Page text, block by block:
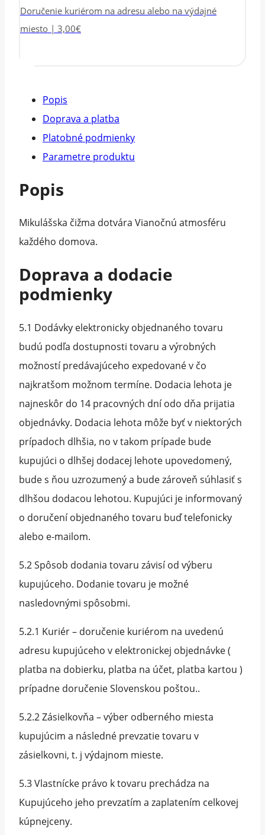
Doručenie kuriérom na adresu alebo na výdajné
miesto | 3,00€
Popis
Doprava a platba
Platobné podmienky
Parametre produktu
Popis
Mikulášska čižma dotvára Vianočnú atmosféru
každého domova.
Doprava a dodacie
podmienky
5.1 Dodávky elektronicky objednaného tovaru
budú podľa dostupnosti tovaru a výrobných
možností predávajúceho expedované v čo
najkratšom možnom termíne. Dodacia lehota je
najneskôr do 14 pracovných dní odo dňa prijatia
objednávky. Dodacia lehota môže byť v niektorých
prípadoch dlhšia, no v takom prípade bude
kupujúci o dlhšej dodacej lehote upovedomený,
bude s ňou uzrozumený a bude zároveň súhlasiť s
dlhšou dodacou lehotou. Kupujúci je informovaný
o doručení objednaného tovaru buď telefonicky
alebo e-mailom.
5.2 Spôsob dodania tovaru závisí od výberu
kupujúceho. Dodanie tovaru je možné
nasledovnými spôsobmi.
5.2.1 Kuriér – doručenie kuriérom na uvedenú
adresu kupujúceho v elektronickej objednávke (
platba na dobierku, platba na účet, platba kartou )
prípadne doručenie Slovenskou poštou..
5.2.2 Zásielkovňa – výber odberného miesta
kupujúcim a následné prevzatie tovaru v
zásielkovni, t. j výdajnom mieste.
5.3 Vlastnícke právo k tovaru prechádza na
Kupujúceho jeho prevzatím a zaplatením celkovej
kúpnejceny.